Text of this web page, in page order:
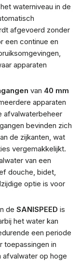
waterniveau in de
afgevoerd zonder
een continue en
apparaten
van 40 mm
apparaten
afvalwaterbeheer
bevinden zich
de zijkanten, wat
vergemakkelijkt.
van een
douche, bidet,
optie is voor
de SANISPEED is
het water kan
een periode
toepassingen in
afvalwater op hoge